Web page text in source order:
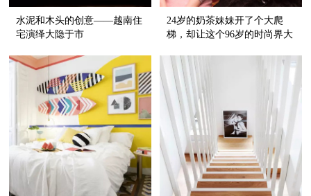
水泥和木头的创意——越南住
宅演绎大隐于市
24岁的奶茶妹妹开了个大爬
梯，却让这个96岁的时尚界大